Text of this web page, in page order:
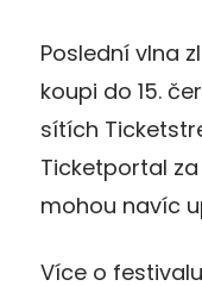
Poslední vlna
koupi do 15.
sítích
Ticketportal za
mohou navíc
Více o